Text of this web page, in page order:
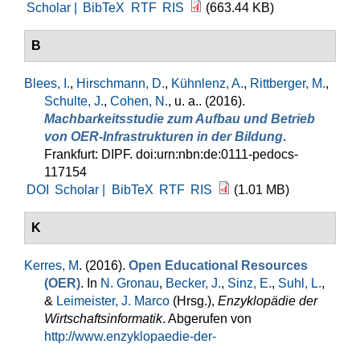
Scholar |
BibTeX RTF RIS (663.44 KB)
B
Blees, I., Hirschmann, D., Kühnlenz, A., Rittberger, M.,
Schulte, J., Cohen, N., u. a.. (2016).
Machbarkeitsstudie zum Aufbau und Betrieb
von OER-Infrastrukturen in der Bildung.
Frankfurt: DIPF. doi:urn:nbn:de:0111-pedocs-
117154
DOI
Scholar | BibTeX RTF RIS (1.01 MB)
K
Kerres, M. (2016). Open Educational Resources
(OER). In N. Gronau, Becker, J., Sinz, E., Suhl, L.,
& Leimeister, J. Marco (Hrsg.), Enzyklopädie der
Wirtschaftsinformatik. Abgerufen von
http://www.enzyklopaedie-der-